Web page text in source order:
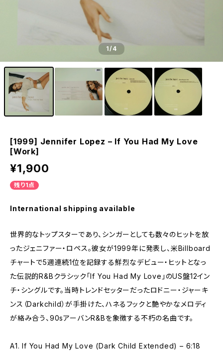
1/4
[1999] Jennifer Lopez – If You Had My Love
[Work]
¥1,900
残り1点
International shipping available
世界的なトップスターであり、シンガーとしても数々のヒットを放
ったジェニファー・ロペス。彼女が1999年に発表し、米Billboard
チャートで5週連続1位を記録する鮮烈なデビュー・ヒットとなっ
た伝説的R&Bクラシック「If You Had My Love」のUS盤12イン
チ・シングルです。当時トレンドセッターだったロドニー・ジャーキ
ンス（Darkchild）が手掛けた、ハネるフックと艶やかなメロディ
が絡み合う、90sアーバンR&Bを象徴する不朽の名曲です。
A1. If You Had My Love (Dark Child Extended) – 6:18